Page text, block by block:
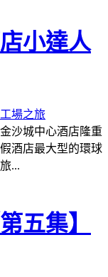
小達人
沙城中心酒店隆重
酒店最大型的環球
...
五集】